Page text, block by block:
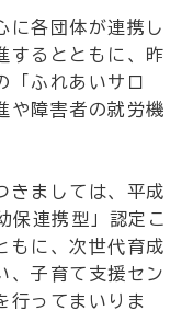
に各団体が連携し
するとともに、昨
「ふれあいサロ
や障害者の就労機
きましては、平成
保連携型」認定こ
もに、次世代育成
、子育て支援セン
行ってまいりま